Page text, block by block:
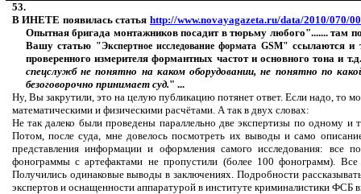
53.
В ИНЕТЕ появилась статья http://www.novayagazeta.ru/data/2010/070/
Опытная бригада монтажников посадит в тюрьму любого"....... там
Вашу статью "Экспертное исследование формата GSM" ссылаются и
проверенного измерителя формантных частот и основного тона и
спецслужб не понятно на каком оборудовании, не понятно по
безоговорочно принимает суд." ...
Ну, Вы закрутили, это на целую публикацию потянет ответ. Если надо, то
математическими и физическими расчётами. А так в двух словах:
Не так далеко были проведены параллельно две экспертизы по одному
Потом, после суда, мне довелось посмотреть их выводы и само
представления информации и оформления самого исследования:
фонограммы с артефактами не пропустили (более 100 фонограмм).
Получились одинаковые выводы в заключениях. Подробности
экспертов и оснащенности аппаратурой в институте криминалистики ФСБ